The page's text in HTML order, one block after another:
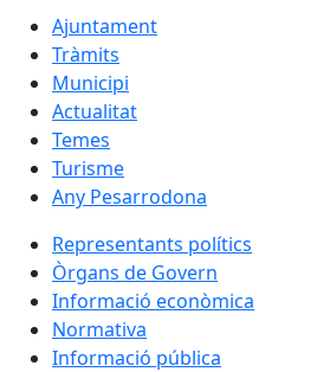
Ajuntament
Tràmits
Municipi
Actualitat
Temes
Turisme
Any Pesarrodona
Representants polítics
Òrgans de Govern
Informació econòmica
Normativa
Informació pública